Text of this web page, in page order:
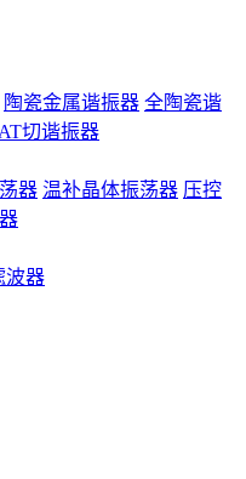
陶瓷金属谐振器 全陶瓷谐
AT切谐振器
器 温补晶体振荡器 压控
波器